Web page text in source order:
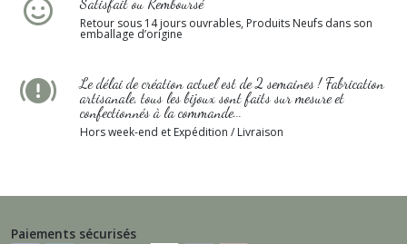
Retour sous 14 jours ouvrables, Produits Neufs dans son
emballage d’origine
Le délai de création actuel est de 2 semaines ! Fabrication
artisanale, tous les bijoux sont faits sur mesure et
confectionnés à la commande...
Hors week-end et Expédition / Livraison
Paiements sécurisés